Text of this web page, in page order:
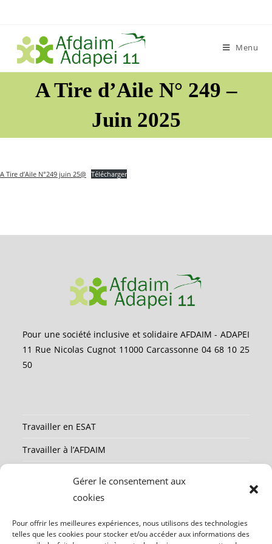
Gérer le consentement aux
cookies
Pour offrir les meilleures expériences, nous utilisons des technologies
telles que les cookies pour stocker et/ou accéder aux informations des
content
Menu
A Tire d’Aile N° 249 –
Juin 2025
A Tire d’Aile N°249 juin 25@ Télécharger
Pour une société inclusive et solidaire AFDAIM - ADAPEI
11 Rue Nicolas Cugnot 11000 Carcassonne 04 68 10 25
50
Travailler en ESAT
Travailler à l’AFDAIM
Mentions légales